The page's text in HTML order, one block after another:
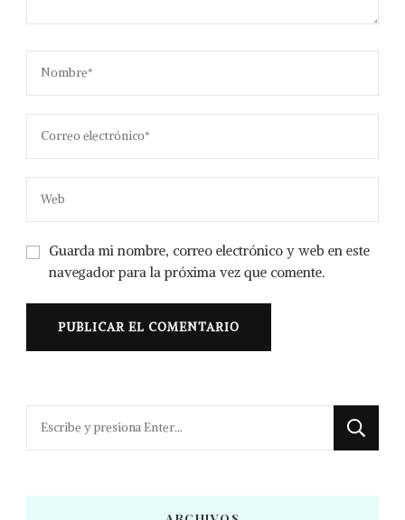
Guarda mi nombre, correo electrónico y web en este
navegador para la próxima vez que comente.
¿Buscas